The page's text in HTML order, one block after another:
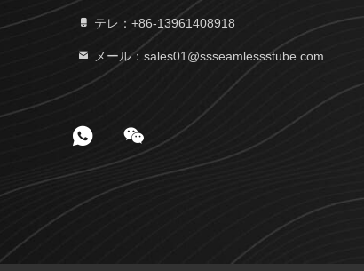
テレ：+86-13961408918
メール：sales01@ssseamlessstube.com